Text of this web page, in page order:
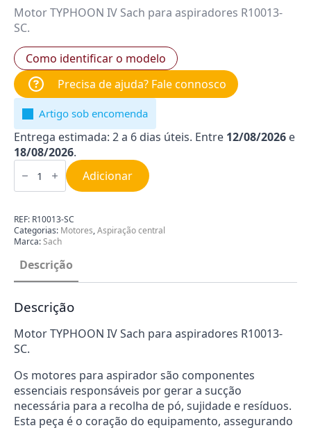
Motor TYPHOON IV Sach para aspiradores R10013-
SC.
Como identificar o modelo
Precisa de ajuda? Fale connosco
Artigo sob encomenda
Entrega estimada: 2 a 6 dias úteis. Entre 12/08/2026 e
18/08/2026.
Quantidade
de
TYPHOON
Sach
R10013-
SC
Adicionar
REF: R10013-SC
Categorias: Motores,Aspiração central
Marca:Sach
Descrição
Descrição
Motor TYPHOON IV Sach para aspiradores R10013-
SC.
Os motores para aspirador são componentes
essenciais responsáveis por gerar a sucção
necessária para a recolha de pó, sujidade e resíduos.
Esta peça é o coração do equipamento, assegurando